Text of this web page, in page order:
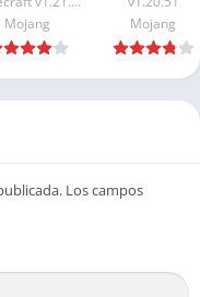
Mediafire
Mojang
Mediafire
2026
Mojang
Los campos